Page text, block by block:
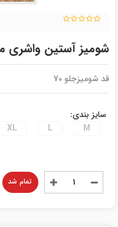
شومیز آستین واشری
قد شومیزجلو 70
سایز بندی:
M
L
XL
تمام شد